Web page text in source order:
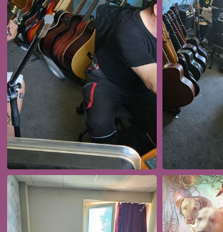
About Posts Guestbook
Follow
Imago, and
get access to all